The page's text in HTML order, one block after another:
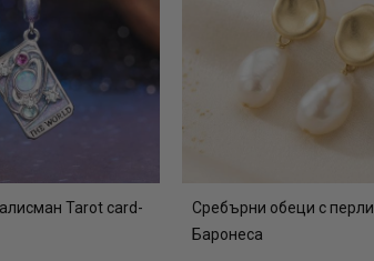
Tarot card-
Сребърни обеци с перли
Баронеса